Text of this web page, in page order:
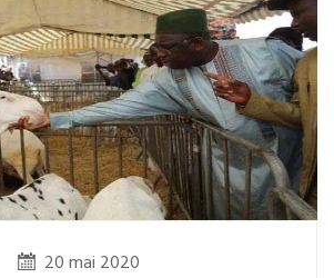
20 mai 2020